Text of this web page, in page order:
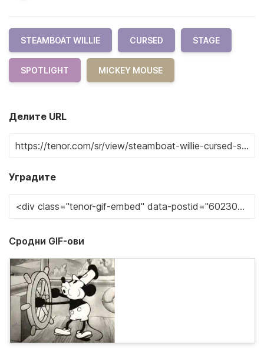
STEAMBOAT WILLIE CURSED STAGE
SPOTLIGHT MICKEY MOUSE
Делите URL
Уградите
Сродни GIF-ови